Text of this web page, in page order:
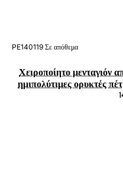
PE140119 Σε απόθεμα
Χειροποίητο μενταγιόν
ημιπολύτιμες ορυκτές